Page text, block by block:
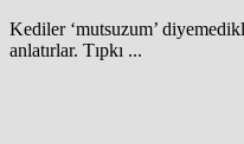
Kediler ‘mutsuzum’
anlatırlar. Tıpkı ...